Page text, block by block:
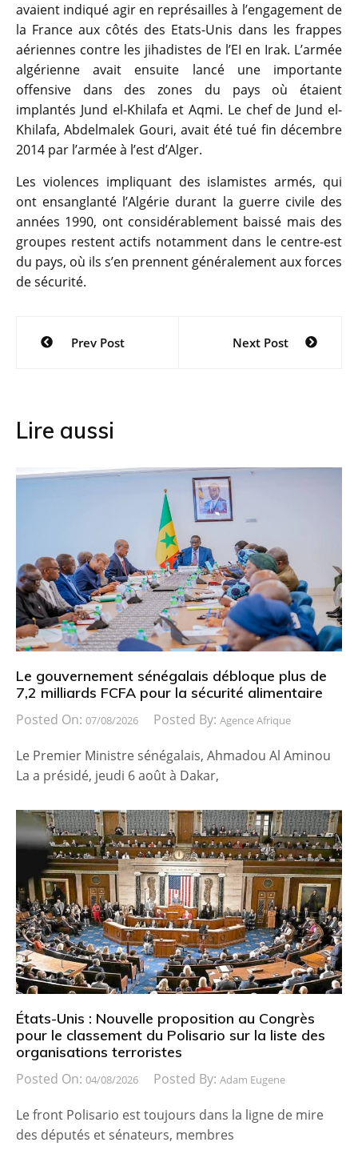
avaient indiqué agir en représailles à l’engagement de
la France aux côtés des Etats-Unis dans les frappes
aériennes contre les jihadistes de l’EI en Irak. L’armée
algérienne avait ensuite lancé une importante
offensive dans des zones du pays où étaient
implantés Jund el-Khilafa et Aqmi. Le chef de Jund el-
Khilafa, Abdelmalek Gouri, avait été tué fin décembre
2014 par l’armée à l’est d’Alger.
Les violences impliquant des islamistes armés, qui
ont ensanglanté l’Algérie durant la guerre civile des
années 1990, ont considérablement baissé mais des
groupes restent actifs notamment dans le centre-est
du pays, où ils s’en prennent généralement aux forces
de sécurité.
Navigation
Prev Post Next Post
Lire aussi
Le gouvernement sénégalais débloque plus de
7,2 milliards FCFA pour la sécurité alimentaire
Posted On: 07/08/2026 Posted By: Agence Afrique
Le Premier Ministre sénégalais, Ahmadou Al Aminou
La a présidé, jeudi 6 août à Dakar,
États-Unis : Nouvelle proposition au Congrès
pour le classement du Polisario sur la liste des
organisations terroristes
Posted On: 04/08/2026 Posted By: Adam Eugene
Le front Polisario est toujours dans la ligne de mire
des députés et sénateurs, membres